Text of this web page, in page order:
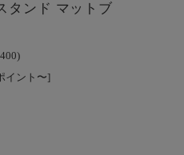
タンド マットブ
イント〜]